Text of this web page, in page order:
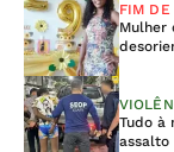
FIM DE
Mulher
Tudo à
assalto